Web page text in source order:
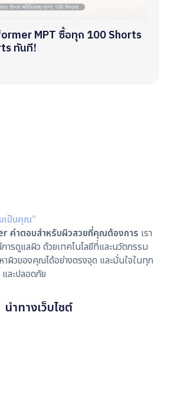
MPT ซื้อทุก 100 Shorts
ทันที!
เป็นคุณ"
คำตอบสำหรับผิวสวยที่คุณต้องการ เรา
รดูแลผิว ด้วยเทคโนโลยีที่และนวัตกรรม
ผิวของคุณได้อย่างตรงจุด และมั่นใจในทุก
ละปลอดภัย
นำทางเว็บไซต์